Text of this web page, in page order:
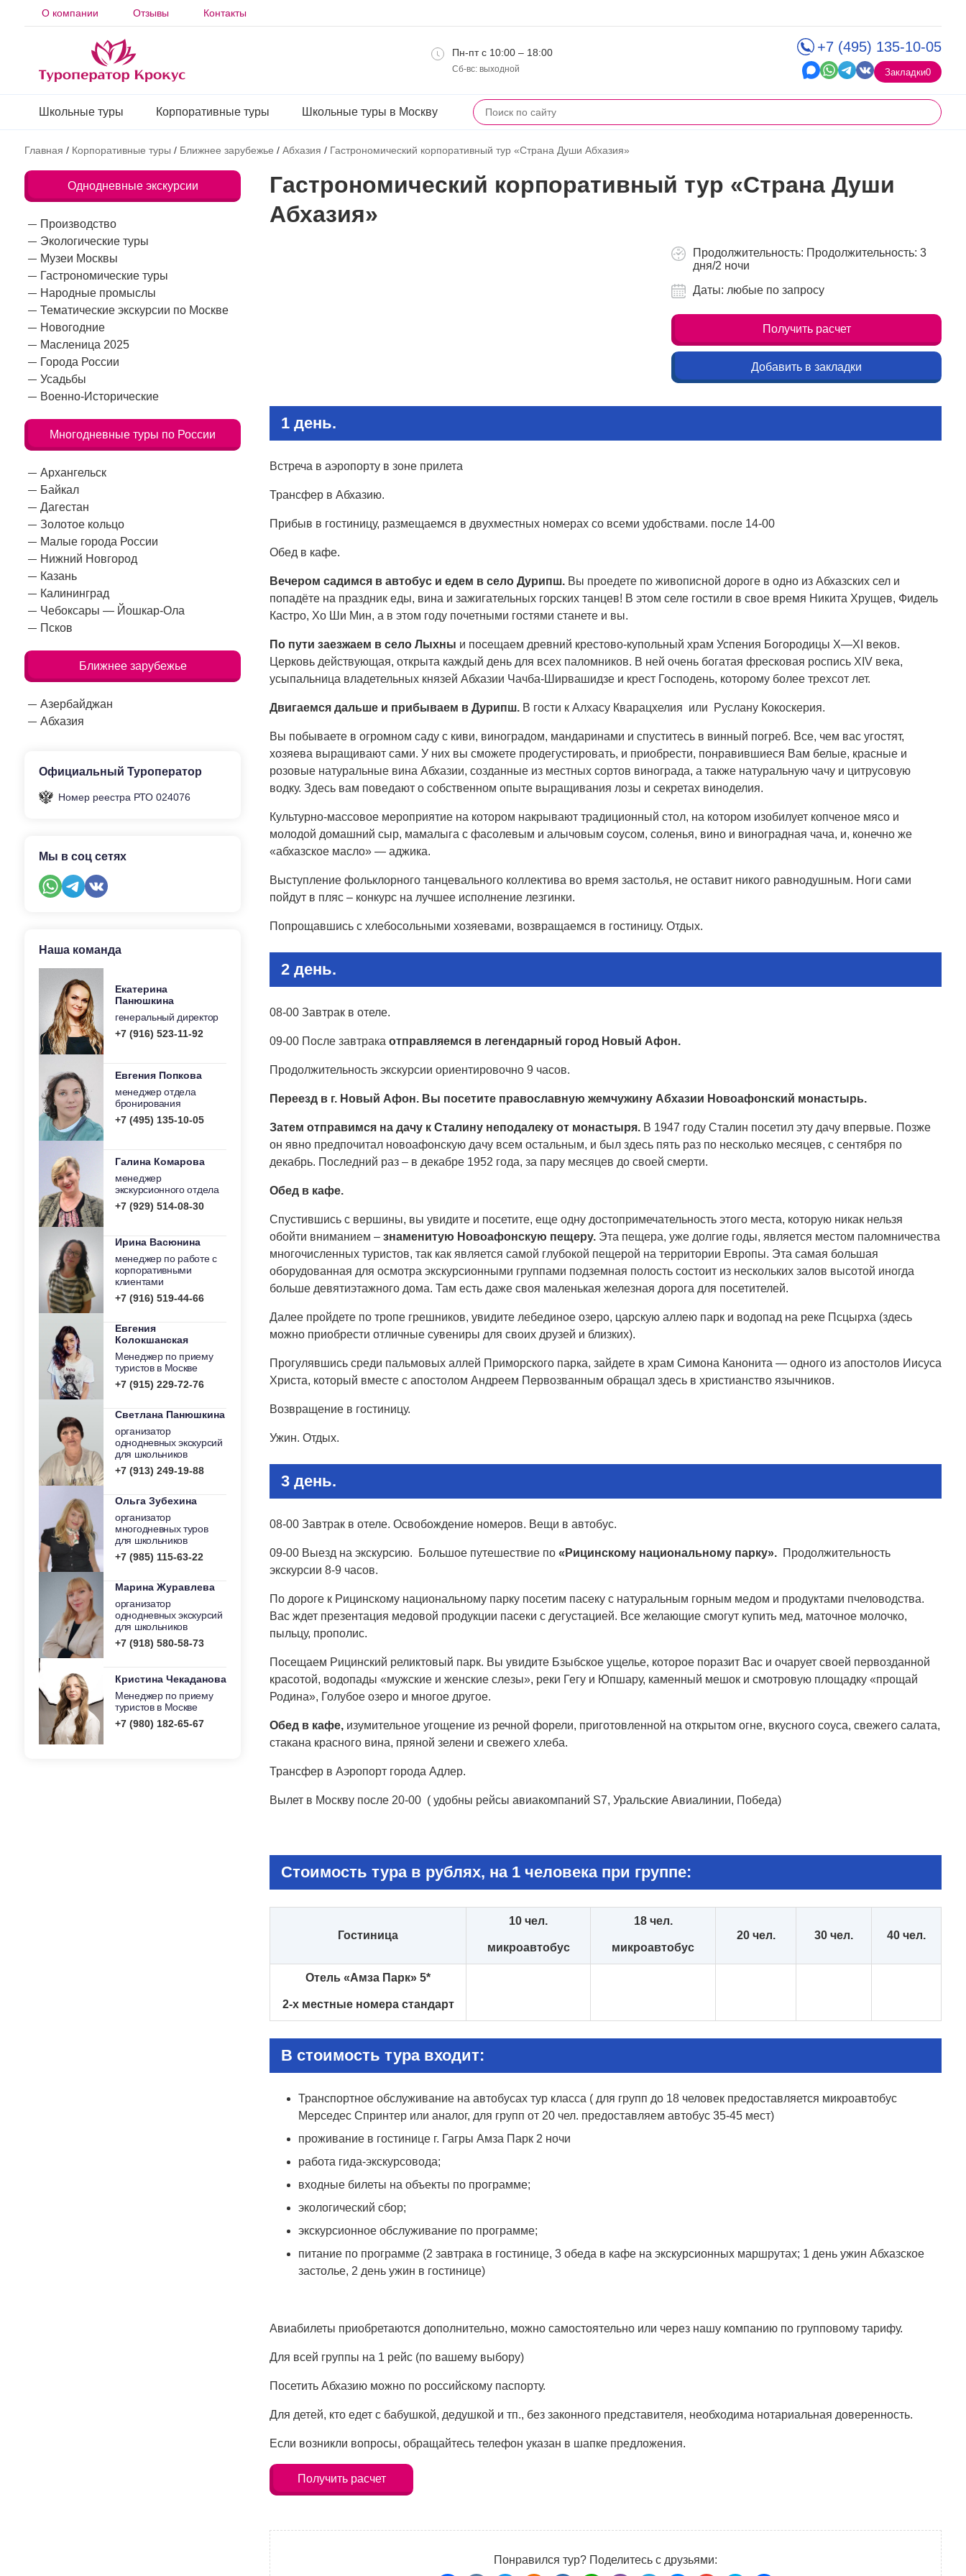
О компании Отзывы Контакты
Пн-пт с 10:00 – 18:00
Сб-вс: выходной
+7 (495) 135-10-05
Закладки0
Школьные туры Корпоративные туры Школьные туры в Москву
Главная / Корпоративные туры / Ближнее зарубежье / Абхазия / Гастрономический корпоративный тур «Страна Души Абхазия»
Однодневные экскурсии
Производство
Экологические туры
Музеи Москвы
Гастрономические туры
Народные промыслы
Тематические экскурсии по Москве
Новогодние
Масленица 2025
Города России
Усадьбы
Военно-Исторические
Многодневные туры по России
Архангельск
Байкал
Дагестан
Золотое кольцо
Малые города России
Нижний Новгород
Казань
Калининград
Чебоксары — Йошкар-Ола
Псков
Ближнее зарубежье
Азербайджан
Абхазия
Официальный Туроператор
Номер реестра РТО 024076
Мы в соц сетях
Наша команда
Екатерина
Панюшкина
генеральный директор
+7 (916) 523-11-92
Евгения Попкова
менеджер отдела
бронирования
+7 (495) 135-10-05
Галина Комарова
менеджер
экскурсионного отдела
+7 (929) 514-08-30
Ирина Васюнина
менеджер по работе с
корпоративными
клиентами
+7 (916) 519-44-66
Евгения
Колокшанская
Менеджер по приему
туристов в Москве
+7 (915) 229-72-76
Светлана Панюшкина
организатор
однодневных экскурсий
для школьников
+7 (913) 249-19-88
Ольга Зубехина
организатор
многодневных туров
для школьников
+7 (985) 115-63-22
Марина Журавлева
организатор
однодневных экскурсий
для школьников
+7 (918) 580-58-73
Кристина Чекаданова
Менеджер по приему
туристов в Москве
+7 (980) 182-65-67
Гастрономический корпоративный тур «Страна Души
Абхазия»
Продолжительность: Продолжительность: 3
дня/2 ночи
Даты: любые по запросу
Получить расчет
Добавить в закладки
1 день.
Встреча в аэропорту в зоне прилета
Трансфер в Абхазию.
Прибыв в гостиницу, размещаемся в двухместных номерах со всеми удобствами. после 14-00
Обед в кафе.
Вечером садимся в автобус и едем в село Дурипш. Вы проедете по живописной дороге в одно из Абхазских сел и
попадёте на праздник еды, вина и зажигательных горских танцев! В этом селе гостили в свое время Никита Хрущев, Фидель
Кастро, Хо Ши Мин, а в этом году почетными гостями станете и вы.
По пути заезжаем в село Лыхны и посещаем древний крестово-купольный храм Успения Богородицы X—XI веков.
Церковь действующая, открыта каждый день для всех паломников. В ней очень богатая фресковая роспись XIV века,
усыпальница владетельных князей Абхазии Чачба-Ширвашидзе и крест Господень, которому более трехсот лет.
Двигаемся дальше и прибываем в Дурипш. В гости к Алхасу Кварацхелия или Руслану Кокоскерия.
Вы побываете в огромном саду с киви, виноградом, мандаринами и спуститесь в винный погреб. Все, чем вас угостят,
хозяева выращивают сами. У них вы сможете продегустировать, и приобрести, понравившиеся Вам белые, красные и
розовые натуральные вина Абхазии, созданные из местных сортов винограда, а также натуральную чачу и цитрусовую
водку. Здесь вам поведают о собственном опыте выращивания лозы и секретах виноделия.
Культурно-массовое мероприятие на котором накрывают традиционный стол, на котором изобилует копченое мясо и
молодой домашний сыр, мамалыга с фасолевым и алычовым соусом, соленья, вино и виноградная чача, и, конечно же
«абхазское масло» — аджика.
Выступление фольклорного танцевального коллектива во время застолья, не оставит никого равнодушным. Ноги сами
пойдут в пляс – конкурс на лучшее исполнение лезгинки.
Попрощавшись с хлебосольными хозяевами, возвращаемся в гостиницу. Отдых.
2 день.
08-00 Завтрак в отеле.
09-00 После завтрака отправляемся в легендарный город Новый Афон.
Продолжительность экскурсии ориентировочно 9 часов.
Переезд в г. Новый Афон. Вы посетите православную жемчужину Абхазии Новоафонский монастырь.
Затем отправимся на дачу к Сталину неподалеку от монастыря. В 1947 году Сталин посетил эту дачу впервые. Позже
он явно предпочитал новоафонскую дачу всем остальным, и был здесь пять раз по несколько месяцев, с сентября по
декабрь. Последний раз – в декабре 1952 года, за пару месяцев до своей смерти.
Обед в кафе.
Спустившись с вершины, вы увидите и посетите, еще одну достопримечательность этого места, которую никак нельзя
обойти вниманием – знаменитую Новоафонскую пещеру. Эта пещера, уже долгие годы, является местом паломничества
многочисленных туристов, так как является самой глубокой пещерой на территории Европы. Эта самая большая
оборудованная для осмотра экскурсионными группами подземная полость состоит из нескольких залов высотой иногда
больше девятиэтажного дома. Там есть даже своя маленькая железная дорога для посетителей.
Далее пройдете по тропе грешников, увидите лебединое озеро, царскую аллею парк и водопад на реке Псцырха (здесь
можно приобрести отличные сувениры для своих друзей и близких).
Прогулявшись среди пальмовых аллей Приморского парка, зайдете в храм Симона Канонита — одного из апостолов Иисуса
Христа, который вместе с апостолом Андреем Первозванным обращал здесь в христианство язычников.
Возвращение в гостиницу.
Ужин. Отдых.
3 день.
08-00 Завтрак в отеле. Освобождение номеров. Вещи в автобус.
09-00 Выезд на экскурсию. Большое путешествие по «Рицинскому национальному парку». Продолжительность
экскурсии 8-9 часов.
По дороге к Рицинскому национальному парку посетим пасеку с натуральным горным медом и продуктами пчеловодства.
Вас ждет презентация медовой продукции пасеки с дегустацией. Все желающие смогут купить мед, маточное молочко,
пыльцу, прополис.
Посещаем Рицинский реликтовый парк. Вы увидите Бзыбское ущелье, которое поразит Вас и очарует своей первозданной
красотой, водопады «мужские и женские слезы», реки Гегу и Юпшару, каменный мешок и смотровую площадку «прощай
Родина», Голубое озеро и многое другое.
Обед в кафе, изумительное угощение из речной форели, приготовленной на открытом огне, вкусного соуса, свежего салата,
стакана красного вина, пряной зелени и свежего хлеба.
Трансфер в Аэропорт города Адлер.
Вылет в Москву после 20-00 ( удобны рейсы авиакомпаний S7, Уральские Авиалинии, Победа)
Стоимость тура в рублях, на 1 человека при группе:
Гостиница
10 чел.
микроавтобус
18 чел.
микроавтобус
20 чел. 30 чел. 40 чел.
Отель «Амза Парк» 5*
2-х местные номера стандарт
В стоимость тура входит:
Транспортное обслуживание на автобусах тур класса ( для групп до 18 человек предоставляется микроавтобус
Мерседес Спринтер или аналог, для групп от 20 чел. предоставляем автобус 35-45 мест)
проживание в гостинице г. Гагры Амза Парк 2 ночи
работа гида-экскурсовода;
входные билеты на объекты по программе;
экологический сбор;
экскурсионное обслуживание по программе;
питание по программе (2 завтрака в гостинице, 3 обеда в кафе на экскурсионных маршрутах; 1 день ужин Абхазское
застолье, 2 день ужин в гостинице)
Авиабилеты приобретаются дополнительно, можно самостоятельно или через нашу компанию по групповому тарифу.
Для всей группы на 1 рейс (по вашему выбору)
Посетить Абхазию можно по российскому паспорту.
Для детей, кто едет с бабушкой, дедушкой и тп., без законного представителя, необходима нотариальная доверенность.
Если возникли вопросы, обращайтесь телефон указан в шапке предложения.
Получить расчет
Понравился тур? Поделитесь с друзьями: